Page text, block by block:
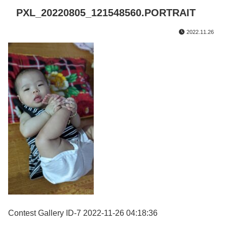
PXL_20220805_121548560.PORTRAIT
2022.11.26
Contest Gallery ID-7 2022-11-26 04:18:36